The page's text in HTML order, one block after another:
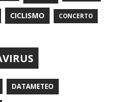
CICLISMO CONCERTO
DATAMETEO